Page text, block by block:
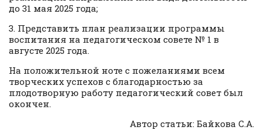
до 31 мая 2025 года;
3. Представить план реализации программы
воспитания на педагогическом совете № 1 в
августе 2025 года.
На положительной ноте с пожеланиями всем
творческих успехов с благодарностью за
плодотворную работу педагогический совет был
окончен.
Автор статьи: Байкова С.А.